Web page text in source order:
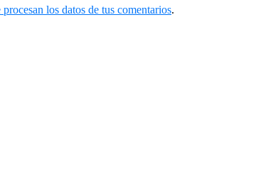
los datos de tus comentarios.